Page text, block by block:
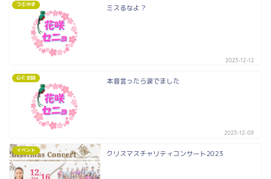
つぶやき ミスるなよ？
2023-12-12
心と会話 本音言ったら涙でました
2023-12-09
イベント クリスマスチャリティコンサート2023